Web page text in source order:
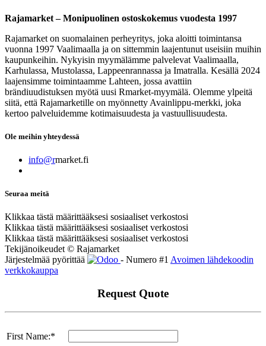
Rajamarket – Monipuolinen ostoskokemus vuodesta 1997
Rajamarket on suomalainen perheyritys, joka aloitti toimintansa
vuonna 1997 Vaalimaalla ja on sittemmin laajentunut useisiin muihin
kaupunkeihin. Nykyisin myymälämme palvelevat Vaalimaalla,
Karhulassa, Mustolassa, Lappeenrannassa ja Imatralla. Kesällä 2024
laajensimme toimintaamme Lahteen, jossa avattiin
brändiuudistuksen myötä uusi Rmarket-myymälä. Olemme ylpeitä
siitä, että Rajamarketille on myönnetty Avainlippu-merkki, joka
kertoo palveluidemme kotimaisuudesta ja vastuullisuudesta.
Ole meihin yhteydessä
info@rmarket.fi
Seuraa meitä
Klikkaa tästä määrittääksesi sosiaaliset verkostosi
Klikkaa tästä määrittääksesi sosiaaliset verkostosi
Klikkaa tästä määrittääksesi sosiaaliset verkostosi
Tekijänoikeudet © Rajamarket
Järjestelmää pyörittää
- Numero #1 Avoimen lähdekoodin
verkkokauppa
Request Quote
First Name:*